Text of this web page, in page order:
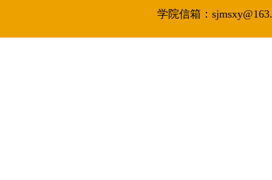
学院信箱：